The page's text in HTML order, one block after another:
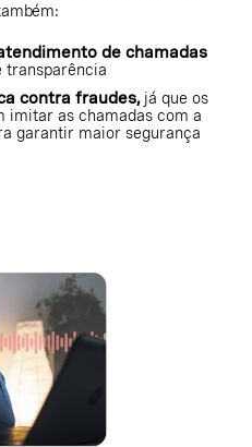
de chamadas
transparência
contra fraudes,já que os
imitar as chamadas com a
garantir maior segurança